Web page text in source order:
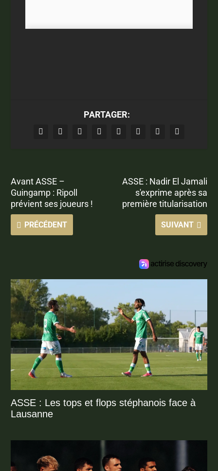
PARTAGER:
Avant ASSE –
Guingamp : Ripoll
prévient ses joueurs !
PRÉCÉDENT
ASSE : Nadir El Jamali
s'exprime après sa
première titularisation
SUIVANT
ASSE : Les tops et flops stéphanois face à
Lausanne